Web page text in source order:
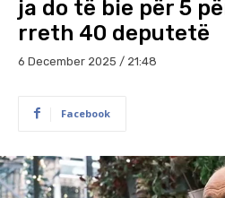
ja do të bie për 5
rreth 40 deputetë
6 December 2025 / 21:48
Facebook